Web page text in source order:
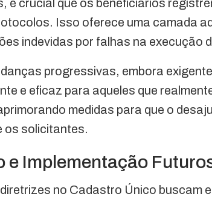
é crucial que os beneficiários
Isso oferece uma camada
indevidas por falhas na execução
progressivas, embora
e eficaz para aqueles que
medidas para que o
os solicitantes.
e Implementação
no Cadastro Único buscam